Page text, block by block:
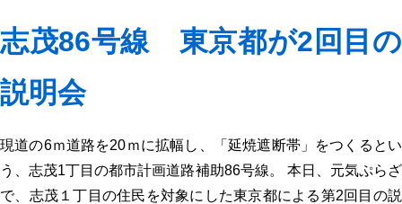
志茂86号線 東京都が2回目の
説明会
現道の6ｍ道路を20ｍに拡幅し、「延焼遮断帯」をつくるとい
う、志茂1丁目の都市計画道路補助86号線。 本日、元気ぷらざ
で、志茂１丁目の住民を対象にした東京都による第2回目の説